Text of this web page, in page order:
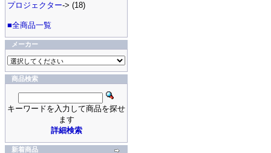
プロジェクター-> (18)
■全商品一覧
メーカー
商品検索
キーワードを入力して商品を探せ
ます
詳細検索
新着商品